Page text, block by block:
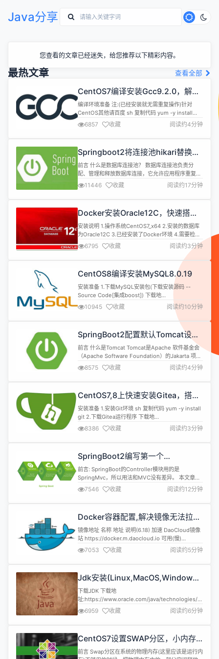
Java分享
您查看的文章已经迷失，给您推荐以下精彩内容。
最热文章 查看全部
CentOS7编译安装Gcc9.2.0，解决
mysql等软件编译问题
编译环境准备 注:(已经安装就无需重复操作)针对
CentOS其他请百度 sh 复制代码 yum -y install
bzip2 make gcc gcc-c++ 编译安装 1.下载源码
[gcc-9.2.0.tar.gz] 下载地
址:https://mirrors.cnnic.cn/gnu/gcc 2.解压到目录
6857 收藏 阅读约4分钟
Springboot2将连接池hikari替换为
druid，体验最强大的数据库连接池
前言 什么是数据库连接池？ 数据库连接池负责分
配、管理和释放数据库连接，它允许应用程序重复使
用一个现有的数据库连接，而不是再重新建立一个；
释放空闲时间超过最大空闲时间的数据库连接来避免
因为没有释放数据库连接而引起的数据库连接遗漏。
接池对比 Druid： Druid是Java语言中最好的数据库
连接池，Druid能...
11446 收藏 阅读约17分钟
Docker安装Oracle12C，快速搭建
Oracle学习环境
安装说明 1.操作系统CentOS7_x64 2.安装的数据库
为Oracle12C 3.已经安装了Docker环境 4.需要检查
是否有swap分区，如果没有请设置 安装 1.Docker安
装 镜像准备 sh 复制代码 docker pull
sath89/oracle-12c 启动镜像 sh 复制代码 docker
6795 收藏 阅读约3分钟
CentOS8编译安装MySQL8.0.19
安装准备 1.下载MySQL安装包(下载安装源码 --
Source Code[集成boost]) 下载地
址:https://dev.mysql.com/downloads/mysql 2.
编译环境准备:(已经安装就无需重复操作)针对
CentOS其他请百度 sh 复制代码 dnf install -y
10945 收藏 阅读约10分钟
SpringBoot2配置默认Tomcat设
置，开启更多高级功能
前言 什么是Tomcat Tomcat是Apache 软件基金会
（Apache Software Foundation）的Jakarta 项目
中的一个核心项目，由Apache、Sun 和其他一些公
司及个人共同开发而成。由于有了Sun 的参与和支
持，最新的Servlet 和JSP 规范总是能在Tomcat 中
8575 收藏 阅读约4分钟
CentOS7,8上快速安装Gitea，搭建
Git服务器
安装准备 1.安装Git环境 sh 复制代码 yum -y install
git 2.下载Gitea运行程序 下载地
址:https://dl.gitea.io/gitea/ 注:下载gitea-[版本
号]-linux-amd64的运行程序 安装 1.将安装包上传至
指定目录 如:/data0/gitea/gitea-linux-amd64 2.重
8386 收藏 阅读约3分钟
SpringBoot2编写第一个
Controller，响应你的http请求并返
回结果
前言: SpringBoot的Controller模块用的是
SpringMvc，所以用法和MVC没有差异。 本文章主
要讲解 1.如何接收一个请求 2.如何获取请求的参数
3.常用的两种返回值JSONObject和
ModelAndView 4.GET请求和POST请求 5.获取路
HttpServletRespo...
7546 收藏 阅读约12分钟
Docker容器配置,解决镜像无法拉取
问题
镜像地址 名称 地址 说明(6.18) 加速 DaoCloud镜像
站 https://docker.m.daocloud.io 可用(慢)
DockerHub,GCR,K8s,GHCR,Quay,NVCR等
Docker镜像代理 https://dockerproxy.com 屏蔽
DockerHub,GCR,K8s,GHCR 百度云 https://mir...
7053 收藏 阅读约5分钟
Jdk安装(Linux,MacOS,Windows),
包含三大操作系统的最全安装
下载JDK 下载地
址:https://www.oracle.com/java/technologies/javase-
downloads.html 注意:依据自己的操作系统下载对
应的JDK版本 Linux: jdk-17_linux-x64_bin.tar.gz
173.30 MB MacOS: jdk-17_macos-x64_bin.tar.gz
6959 收藏 阅读约6分钟
CentOS7设置SWAP分区，小内存
服务器的救世主
前言 Swap分区在系统的物理内存(这里应该是运行内